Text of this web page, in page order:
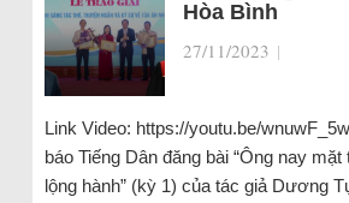
Hòa Bình
27/11/2023 |
Link Video: https://youtu.be/
báo Tiếng Dân đăng bài “Ông nay
lộng hành” (kỳ 1) của tác giả Dương